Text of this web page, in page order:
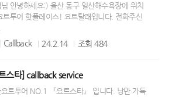
님 안녕하세요:) 울산 동구 일산해수욕장에 위치
트투어 핫플레이스! 요트탈래입니다. 전화주신
Callback
24.2.14 조회484
스타] callback service
트투어 NO.1 『요트스타』 입니다. 낭만 가득